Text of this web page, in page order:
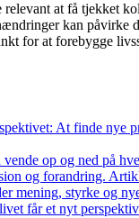
at få tjekket
kan påvirke
for at forebygge
At finde nye
op og ned på
og forandring.
mening, styrke og
får et nyt